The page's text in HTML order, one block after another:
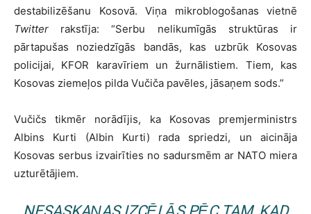
destabilizēšanu Kosovā. Viņa mikroblogošanas vietnē
Twitter rakstīja: “Serbu nelikumīgās struktūras ir
pārtapušas noziedzīgās bandās, kas uzbrūk Kosovas
policijai, KFOR karavīriem un žurnālistiem. Tiem, kas
Kosovas ziemeļos pilda Vučiča pavēles, jāsaņem sods.”
Vučičs tikmēr norādījis, ka Kosovas premjerministrs
Albins Kurti (Albin Kurti) rada spriedzi, un aicināja
Kosovas serbus izvairīties no sadursmēm ar NATO miera
uzturētājiem.